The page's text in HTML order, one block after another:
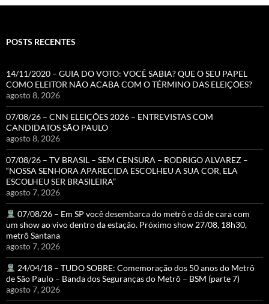
POSTS RECENTES
14/11/2020 – GUIA DO VOTO: VOCÊ SABIA? QUE O SEU PAPEL
COMO ELEITOR NÃO ACABA COM O TÉRMINO DAS ELEIÇÕES?
agosto 8, 2026
07/08/26 – CNN ELEIÇÕES 2026 – ENTREVISTAS COM
CANDIDATOS SÃO PAULO
agosto 8, 2026
07/08/26 – TV BRASIL – SEM CENSURA – RODRIGO ALVAREZ –
“NOSSA SENHORA APARECIDA ESCOLHEU A SUA COR, ELA
ESCOLHEU SER BRASILEIRA”
agosto 7, 2026
07/08/26 – Em SP você desembarca do metrô e dá de cara com
um show ao vivo dentro da estação. Próximo show 27/08, 18h30,
metrô Santana
agosto 7, 2026
24/04/18 – TUDO SOBRE: Comemoração dos 50 anos do Metrô
de São Paulo – Banda dos Seguranças do Metrô – BSM (parte 7)
agosto 7, 2026